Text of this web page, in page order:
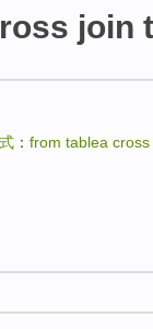
join
： from tablea